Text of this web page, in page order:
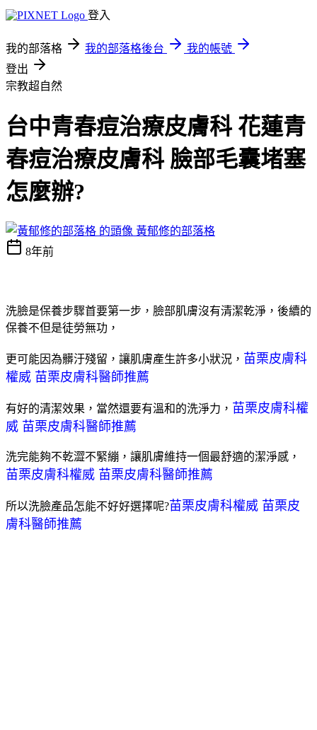
登入
我的部落格 我的部落格後台
我的帳號
登出
宗教超自然
台中青春痘治療皮膚科 花蓮青
春痘治療皮膚科 臉部毛囊堵塞
怎麼辦?
黃郁修的部落格
8年前
洗臉是保養步驟首要第一步，臉部肌膚沒有清潔乾淨，後續的
保養不但是徒勞無功，
更可能因為髒汙殘留，讓肌膚產生許多小狀況， 苗栗皮膚科
權威 苗栗皮膚科醫師推薦
有好的清潔效果，當然還要有溫和的洗淨力， 苗栗皮膚科權
威 苗栗皮膚科醫師推薦
洗完能夠不乾澀不緊繃，讓肌膚維持一個最舒適的潔淨感，
苗栗皮膚科權威 苗栗皮膚科醫師推薦
所以洗臉產品怎能不好好選擇呢?苗栗皮膚科權威 苗栗皮
膚科醫師推薦